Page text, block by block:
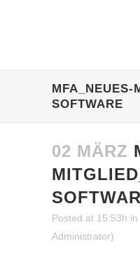
MFA_NEUES-
SOFTWARE
02 MÄRZ
Posted at 15:53h in
Administrator)